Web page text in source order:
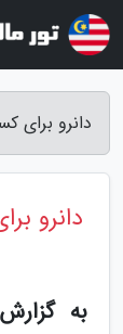
دانرو برای
دانرو
به